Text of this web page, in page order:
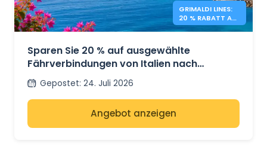
GRIMALDI LINES:
20 % RABATT AUF
GRIECHENLAND -
Sparen Sie 20 % auf ausgewählte
Fährverbindungen von Italien nach
Griechenland mit Grimaldi Lines
Gepostet: 24. Juli 2026
Angebot anzeigen